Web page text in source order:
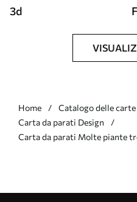
3d
Home
Catalogo delle
Carta da parati Design
Carta da parati Molte piante